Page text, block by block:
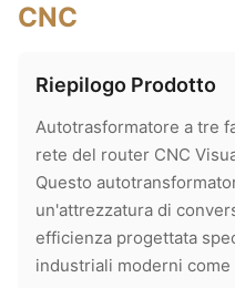
CNC
Riepilogo Prodotto
Autotrasformatore a tre
rete del router CNC
Questo
un'attrezzatura di
efficienza progettata
industriali moderni